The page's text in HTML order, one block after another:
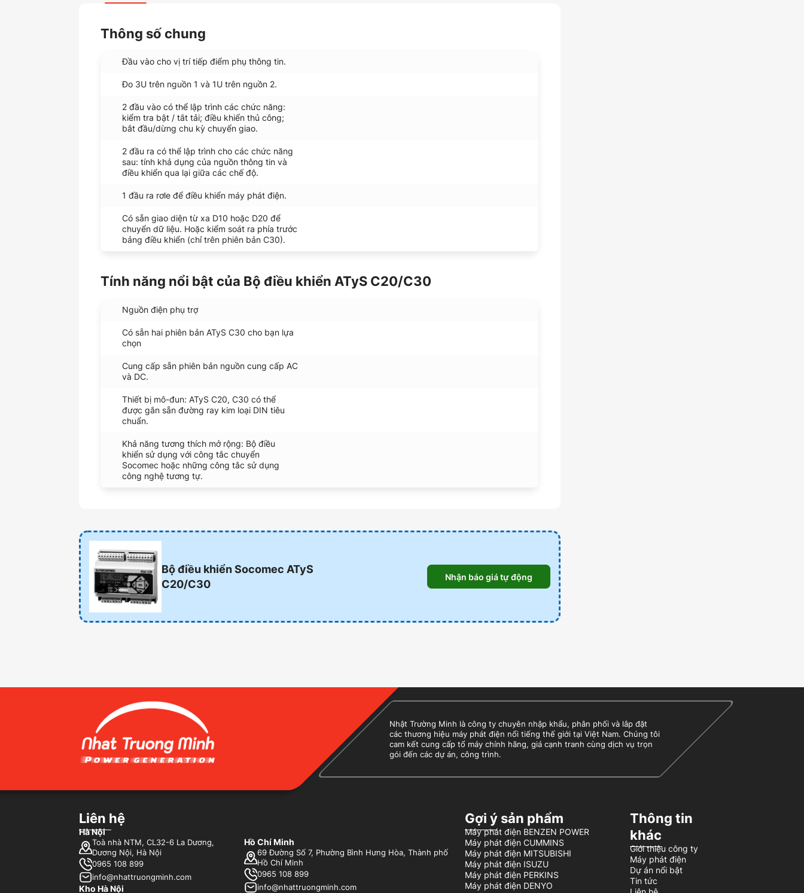
Thông số chung
Đầu vào cho vị trí tiếp điểm phụ thông tin.
Đo 3U trên nguồn 1 và 1U trên nguồn 2.
2 đầu vào có thể lập trình các chức năng:
kiểm tra bật / tắt tải; điều khiển thủ công;
bắt đầu/dừng chu kỳ chuyển giao.
2 đầu ra có thể lập trình cho các chức năng
sau: tính khả dụng của nguồn thông tin và
điều khiển qua lại giữa các chế độ.
1 đầu ra rơle để điều khiển máy phát điện.
Có sẵn giao diện từ xa D10 hoặc D20 để
chuyển dữ liệu. Hoặc kiểm soát ra phía trước
bảng điều khiển (chỉ trên phiên bản C30).
Tính năng nổi bật của Bộ điều khiển ATyS C20/C30
Nguồn điện phụ trợ
Có sẵn hai phiên bản ATyS C30 cho bạn lựa
chọn
Cung cấp sẵn phiên bản nguồn cung cấp AC
và DC.
Thiết bị mô-đun: ATyS C20, C30 có thể
được gắn sẵn đường ray kim loại DIN tiêu
chuẩn.
Khả năng tương thích mở rộng: Bộ điều
khiển sử dụng với công tắc chuyển
Socomec hoặc những công tắc sử dụng
công nghệ tương tự.
Bộ điều khiển Socomec ATyS
C20/C30
Nhận báo giá tự động
Nhật Trường Minh là công ty chuyên nhập khẩu, phân phối và lắp đặt
các thương hiệu máy phát điện nổi tiếng thế giới tại Việt Nam. Chúng tôi
cam kết cung cấp tổ máy chính hãng, giá cạnh tranh cùng dịch vụ trọn
gói đến các dự án, công trình.
Liên hệ
Hà Nội
Toà nhà NTM, CL32-6 La Dương,
Dương Nội, Hà Nội
0965 108 899
info@nhattruongminh.com
Kho Hà Nội
Hồ Chí Minh
69 Đường Số 7, Phường Bình Hưng Hòa, Thành phố
Hồ Chí Minh
0965 108 899
info@nhattruongminh.com
Gợi ý sản phẩm
Máy phát điện BENZEN POWER
Máy phát điện CUMMINS
Máy phát điện MITSUBISHI
Máy phát điện ISUZU
Máy phát điện PERKINS
Máy phát điện DENYO
Thông tin
khác
Giới thiệu công ty
Máy phát điện
Dự án nổi bật
Tin tức